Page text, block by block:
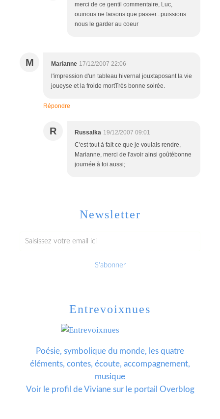
merci de ce gentil commentaire, Luc,
ouinous ne faisons que passer...puissions
nous le garder au coeur
M Marianne 17/12/2007 22:06
l'impression d'un tableau hivernal jouxtaposant la vie
joueyse et la froide mortTrès bonne soirée.
Répondre
R Russalka 19/12/2007 09:01
C'est tout à fait ce que je voulais rendre,
Marianne, merci de l'avoir ainsi goûtébonne
journée à toi aussi;
Newsletter
Entrevoixnues
Poésie, symbolique du monde, les quatre
éléments, contes, écoute, accompagnement,
musique
Voir le profil deVivianesur le portail Overblog